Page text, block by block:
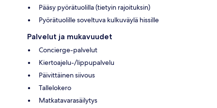
Pääsy pyörätuolilla (tietyin rajoituksin)
Pyörätuolille soveltuva kulkuväylä hissille
Palvelut ja mukavuudet
Concierge-palvelut
Kiertoajelu-/lippupalvelu
Päivittäinen siivous
Tallelokero
Matkatavarasäilytys